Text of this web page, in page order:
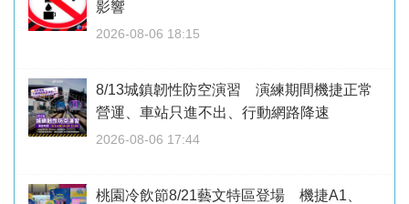
影響
2026-08-06 18:15
8/13城鎮韌性防空演習 演練期間機捷正常
營運、車站只進不出、行動網路降速
2026-08-06 17:44
桃園冷飲節8/21藝文特區登場 機捷A1、